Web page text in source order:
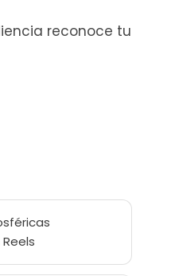
reconoce tu